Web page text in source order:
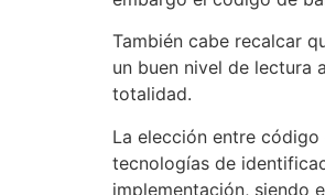
También cabe recalcar
un buen nivel de lectura
totalidad.
La elección entre
tecnologías de
implementación, siendo